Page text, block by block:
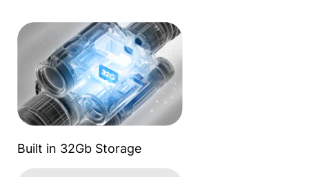
Built in 32Gb Storage